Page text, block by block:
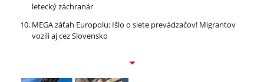
letecký záchranár
MEGA záťah Europolu: Išlo o siete prevádzačov! Migrantov
vozili aj cez Slovensko